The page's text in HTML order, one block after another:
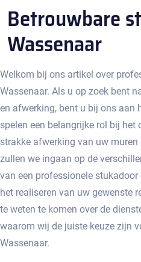
Betrouwbare
Wassenaar
Welkom bij ons artikel over
Wassenaar.​ Als u op zoek bent
en afwerking, bent u bij ons aan
spelen een belangrijke rol bij het
strakke afwerking van uw
zullen we ingaan op de
van een professionele
het realiseren van uw gewenste
te weten te komen over de
waarom wij de juiste keuze zijn
Wassenaar.